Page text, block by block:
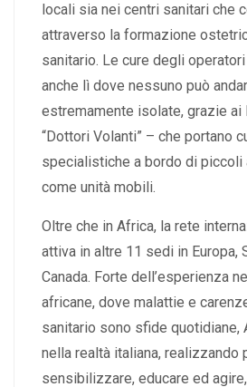
locali sia nei centri sanitari che
attraverso la formazione
sanitario. Le cure degli
anche lì dove nessuno può
estremamente isolate, grazie ai
“Dottori Volanti” – che portano
specialistiche a bordo di
come unità mobili.
Oltre che in Africa, la rete
attiva in altre 11 sedi in Europa,
Canada. Forte dell’esperienza
africane, dove malattie e
sanitario sono sfide quotidiane,
nella realtà italiana, realizzando
sensibilizzare, educare ed